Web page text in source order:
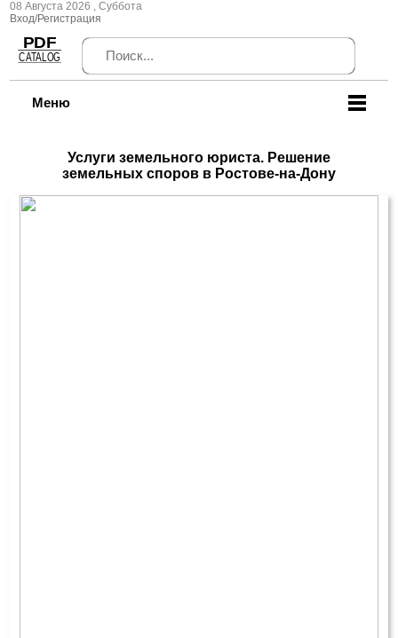
08 Августа 2026 , Суббота
Вход/Регистрация
Меню
Услуги земельного юриста. Решение
земельных споров в Ростове-на-Дону